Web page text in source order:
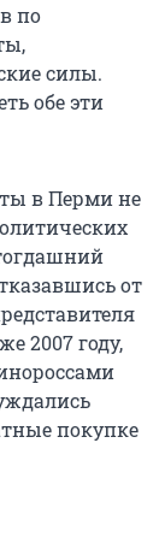
по
силы.
обе эти
в Перми не
от
2007 году,
покупке